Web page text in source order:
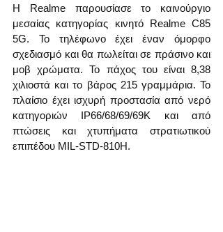
Η Realme παρουσίασε το καινούργιο
μεσαίας κατηγορίας κινητό Realme C85
5G. Το τηλέφωνο έχει έναν όμορφο
σχεδιασμό και θα πωλείται σε πράσινο και
μοβ χρώματα. Το πάχος του είναι 8,38
χιλιοστά και το βάρος 215 γραμμάρια. Το
πλαίσιο έχει ισχυρή προστασία από νερό
κατηγοριών IP66/68/69/69K και από
πτώσεις και χτυπήματα στρατιωτικού
επιπέδου MIL-STD-810H.